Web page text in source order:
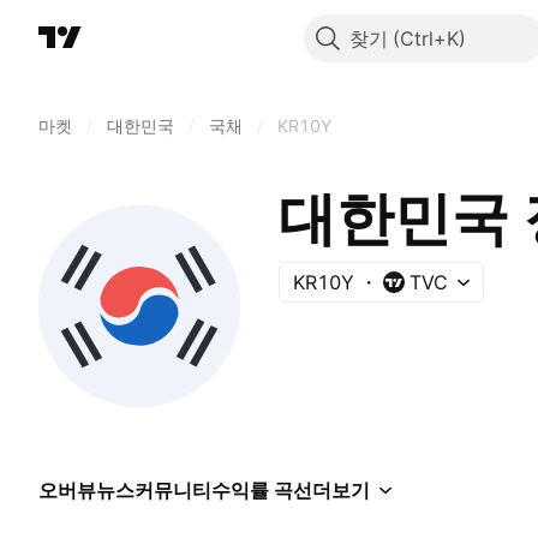
찾기
마켓 대한민국 국채 KR10Y
대한민국
KR10Y TVC
오버뷰뉴스커뮤니티수익률 곡선더보기